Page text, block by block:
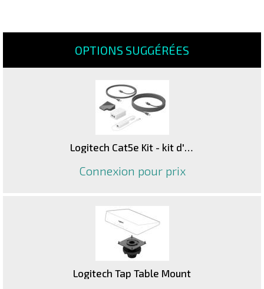
OPTIONS SUGGÉRÉES
Logitech Cat5e Kit - kit d'accessoires pour vidéo conférence
Connexion pour prix
Logitech Tap Table Mount